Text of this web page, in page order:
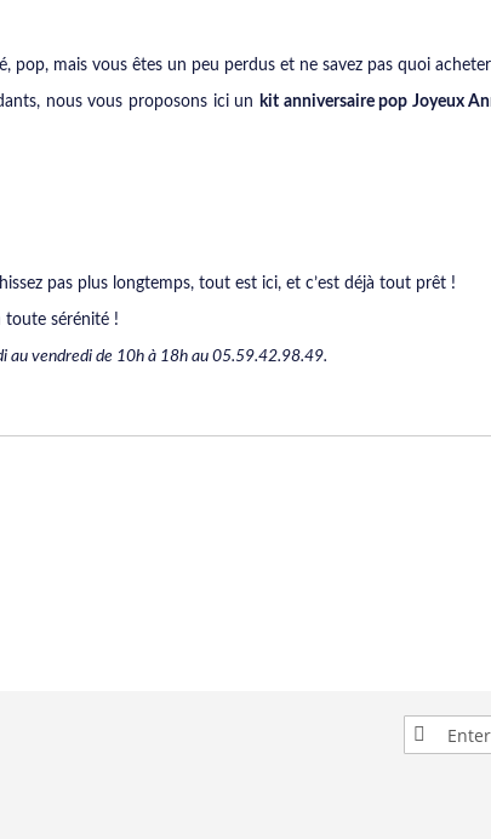
mais vous êtes un peu perdus et ne savez pas quoi
nous vous proposons ici un kit anniversaire pop Joyeux
pas plus longtemps, tout est ici, et c’est déjà tout prêt !
toute sérénité !
au vendredi de 10h à 18h au 05.59.42.98.49.
Sign
Up